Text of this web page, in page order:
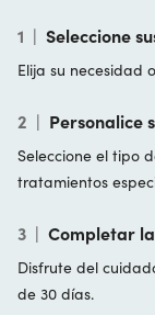
1 | Seleccione
Elija su necesidad
2 | Personalice
Seleccione el tipo
tratamientos
3 | Completar
Disfrute del
de 30 días.